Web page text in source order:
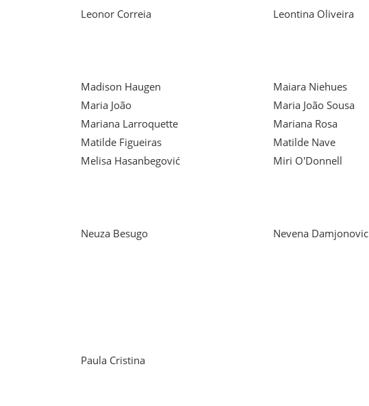
Leonor Correia
Leontina Oliveira
Madison Haugen
Maiara Niehues
Maria João
Maria João Sousa
Mariana Larroquette
Mariana Rosa
Matilde Figueiras
Matilde Nave
Melisa Hasanbegović
Miri O'Donnell
Neuza Besugo
Nevena Damjonovic
Paula Cristina